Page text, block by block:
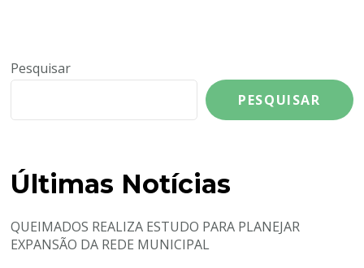
Pesquisar
PESQUISAR
Últimas Notícias
QUEIMADOS REALIZA ESTUDO PARA PLANEJAR
EXPANSÃO DA REDE MUNICIPAL